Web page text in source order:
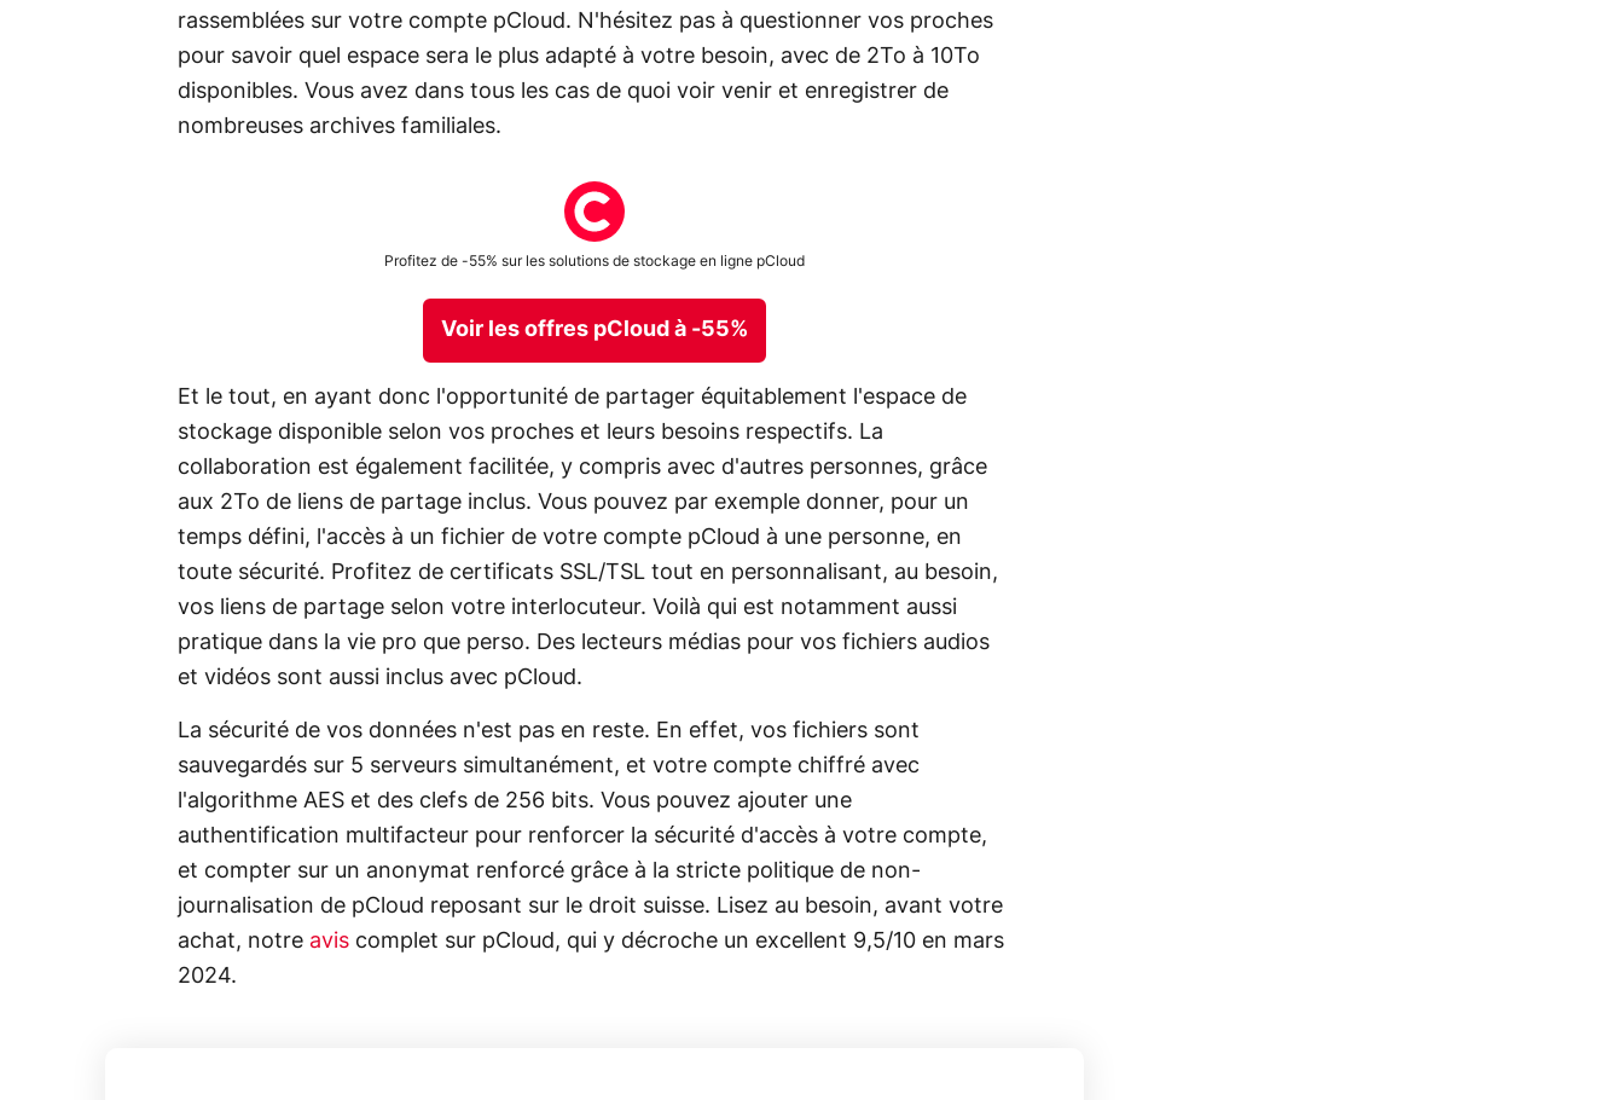
rassemblées sur votre compte pCloud. N'hésitez pas à questionner vos proches
pour savoir quel espace sera le plus adapté à votre besoin, avec de 2To à 10To
disponibles. Vous avez dans tous les cas de quoi voir venir et enregistrer de
nombreuses archives familiales.
Profitez de -55% sur les solutions de stockage en ligne pCloud
Voir les offres pCloud à -55%
Et le tout, en ayant donc l'opportunité de partager équitablement l'espace de
stockage disponible selon vos proches et leurs besoins respectifs. La
collaboration est également facilitée, y compris avec d'autres personnes, grâce
aux 2To de liens de partage inclus. Vous pouvez par exemple donner, pour un
temps défini, l'accès à un fichier de votre compte pCloud à une personne, en
toute sécurité. Profitez de certificats SSL/TSL tout en personnalisant, au besoin,
vos liens de partage selon votre interlocuteur. Voilà qui est notamment aussi
pratique dans la vie pro que perso. Des lecteurs médias pour vos fichiers audios
et vidéos sont aussi inclus avec pCloud.
La sécurité de vos données n'est pas en reste. En effet, vos fichiers sont
sauvegardés sur 5 serveurs simultanément, et votre compte chiffré avec
l'algorithme AES et des clefs de 256 bits. Vous pouvez ajouter une
authentification multifacteur pour renforcer la sécurité d'accès à votre compte,
et compter sur un anonymat renforcé grâce à la stricte politique de non-
journalisation de pCloud reposant sur le droit suisse. Lisez au besoin, avant votre
achat, notre avis complet sur pCloud, qui y décroche un excellent 9,5/10 en mars
2024.